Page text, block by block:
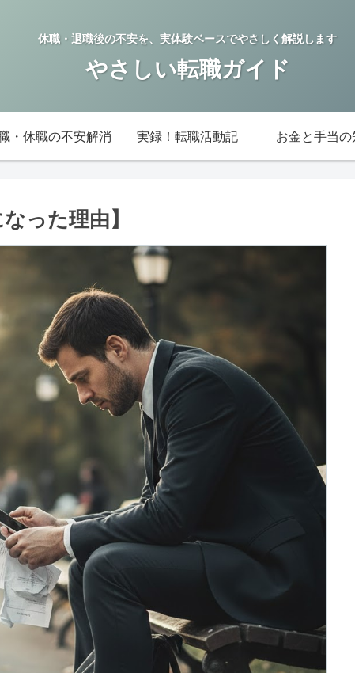
休職・退職後の不安を、実体験ベースでやさしく解説します
やさしい転職ガイド
・休職の不安解消 実録！転職活動記 お金と手当
った理由】